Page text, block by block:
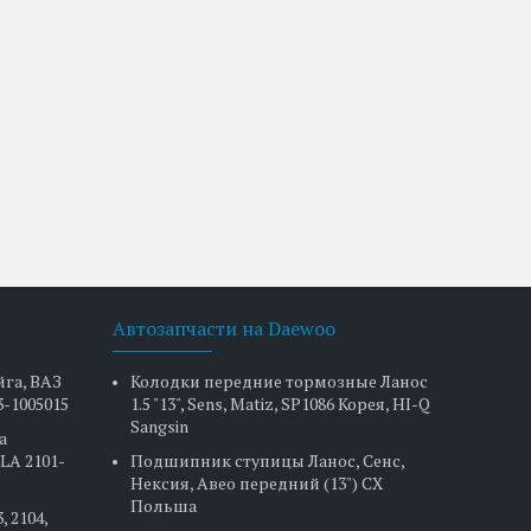
ВАЗ
1005015
2101-
2104,
Автозапчасти на Daewoo
Колодки передние тормозные Ланос
1.5 "13", Sens, Matiz, SP1086 Корея, HI-Q
Sangsin
Подшипник ступицы Ланос, Сенс,
Нексия, Авео передний (13") CX
Польша